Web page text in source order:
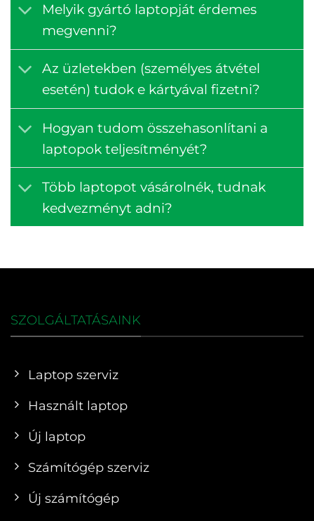
Melyik gyártó laptopját érdemes
megvenni?
Az üzletekben (személyes átvétel
esetén) tudok e kártyával fizetni?
Hogyan tudom összehasonlítani a
laptopok teljesítményét?
Több laptopot vásárolnék, tudnak
kedvezményt adni?
SZOLGÁLTATÁSAINK
Laptop szerviz
Használt laptop
Új laptop
Számítógép szerviz
Új számítógép